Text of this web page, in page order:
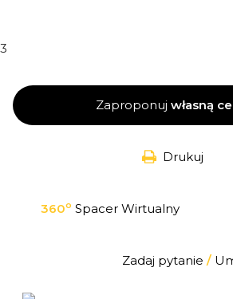
3
Zaproponuj własną
Drukuj
360o Spacer Wirtualny
Zadaj pytanie /